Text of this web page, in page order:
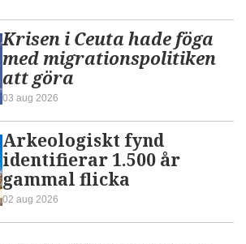
Krisen i Ceuta hade föga
med migrationspolitiken
att göra
03 aug 2026
Arkeologiskt fynd
identifierar 1.500 år
gammal flicka
02 aug 2026